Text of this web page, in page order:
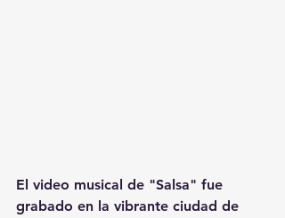
El video musical de "Salsa" fue
grabado en la vibrante ciudad de